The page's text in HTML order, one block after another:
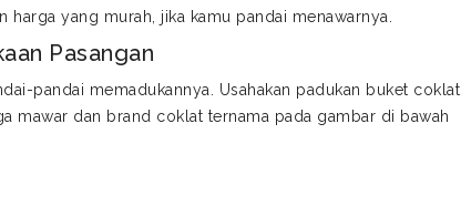
yang murah, jika kamu pandai menawarnya.
Pasangan
pandai memadukannya. Usahakan padukan buket coklat
mawar dan brand coklat ternama pada gambar di bawah